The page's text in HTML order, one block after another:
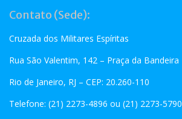
Contato (Sede):
Cruzada dos Militares Espíritas
Rua São Valentim, 142 – Praça da Bandeira
Rio de Janeiro, RJ – CEP: 20.260-110
Telefone: (21) 2273-4896 ou (21) 2273-5790